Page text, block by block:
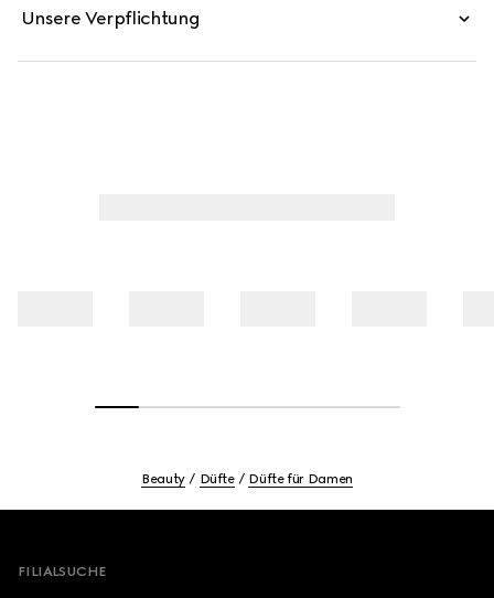
Unsere Verpflichtung
Beauty Düfte Düfte für Damen
FILIALSUCHE